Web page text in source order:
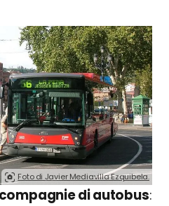
Foto di Javier Mediavilla Ezquibela.
di autobus: